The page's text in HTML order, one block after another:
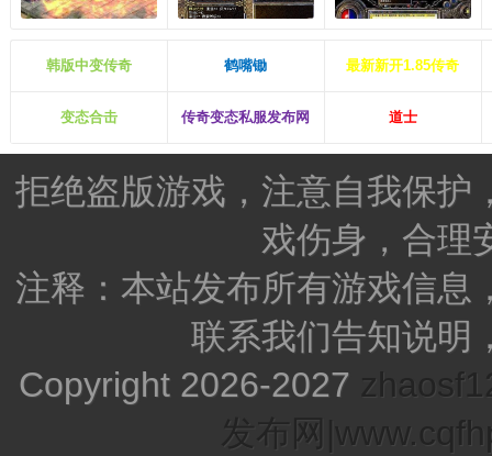
韩版中变传奇 鹤嘴锄 最新新开1.85传奇
变态合击 传奇变态私服发布网 道士
拒绝盗版游戏，注意自我保护
戏伤身，合理
注释：本站发布所有游戏信息
联系我们告知说明
Copyright 2026-2027
发布网